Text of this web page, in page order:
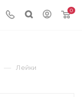
0
— Лейки